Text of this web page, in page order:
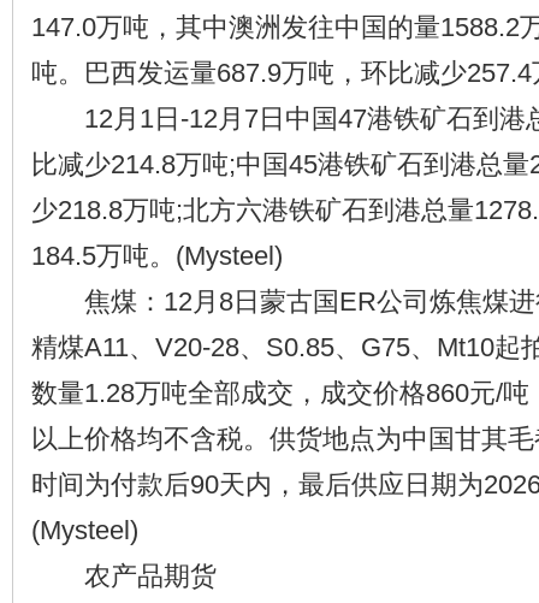
147.0万吨，其中澳洲发往中国的量1588.2
吨。巴西发运量687.9万吨，环比减少
12月1日-12月7日中国47港铁矿石到港
比减少214.8万吨;中国45港铁矿石到港总
少218.8万吨;北方六港铁矿石到港总量
184.5万吨。(Mysteel)
焦煤：12月8日蒙古国ER公司炼焦煤进
精煤A11、V20-28、S0.85、G75、Mt10起
数量1.28万吨全部成交，成交价格860元/
以上价格均不含税。供货地点为中国甘其
时间为付款后90天内，最后供应日期为
(Mysteel)
农产品期货